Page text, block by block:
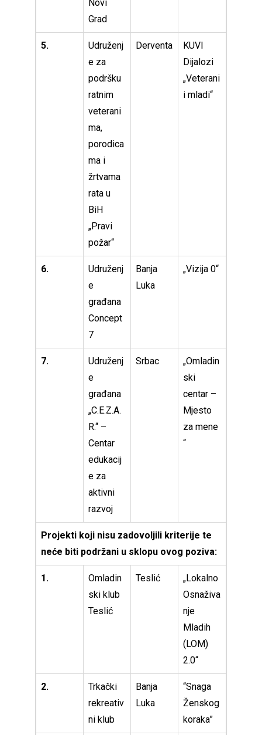
Novi
Grad
5.
Udruženj
e za
podršku
ratnim
veterani
ma,
porodica
ma i
žrtvama
rata u
BiH
„Pravi
požar“
Derventa
KUVI
Dijalozi
„Veterani
i mladi“
6.
Udruženj
e
građana
Concept
7
Banja
Luka
„Vizija 0“
7.
Udruženj
e
građana
„C.E.Z.A.
R.“ –
Centar
edukacij
e za
aktivni
razvoj
Srbac
„Omladin
ski
centar –
Mjesto
za mene
“
Projekti koji nisu zadovoljili kriterije te
neće biti podržani u sklopu ovog poziva:
1.
Omladin
ski klub
Teslić
Teslić
„Lokalno
Osnaživa
nje
Mladih
(LOM)
2.0“
2.
Trkački
rekreativ
ni klub
Banja
Luka
“Snaga
Ženskog
koraka”